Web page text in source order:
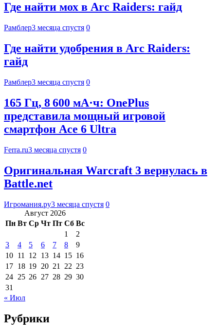
Где найти мох в Arc Raiders: гайд
Рамблер3 месяца спустя 0
Где найти удобрения в Arc Raiders:
гайд
Рамблер3 месяца спустя 0
165 Гц, 8 600 мА·ч: OnePlus
представила мощный игровой
смартфон Ace 6 Ultra
Ferra.ru3 месяца спустя 0
Оригинальная Warcraft 3 вернулась в
Battle.net
Игромания.ру3 месяца спустя 0
Август 2026
Пн Вт Ср Чт Пт Сб Вс
1
2
3
4 5 6 7 8
9
10 11 12 13 14 15 16
17 18 19 20 21 22 23
24 25 26 27 28 29 30
31
« Июл
Рубрики